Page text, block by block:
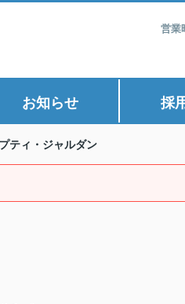
営業
お知らせ 採
プティ・ジャルダン